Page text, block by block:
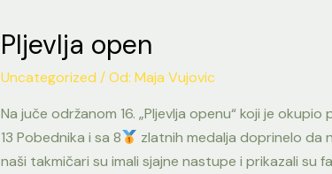
Pljevlja open
Uncategorized / Od: Maja Vujovic
Na juče održanom 16. „Pljevlja openu“ koji je
13 Pobednika i sa 8
zlatnih medalja doprinelo da
naši takmičari su imali sjajne nastupe i prikazali su